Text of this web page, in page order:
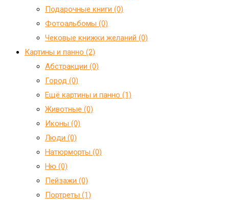
Подарочные книги (0)
Фотоальбомы (0)
Чековые книжки желаний (0)
Картины и панно (2)
Абстракции (0)
Город (0)
Ещё картины и панно (1)
Животные (0)
Иконы (0)
Люди (0)
Натюрморты (0)
Ню (0)
Пейзажи (0)
Портреты (1)